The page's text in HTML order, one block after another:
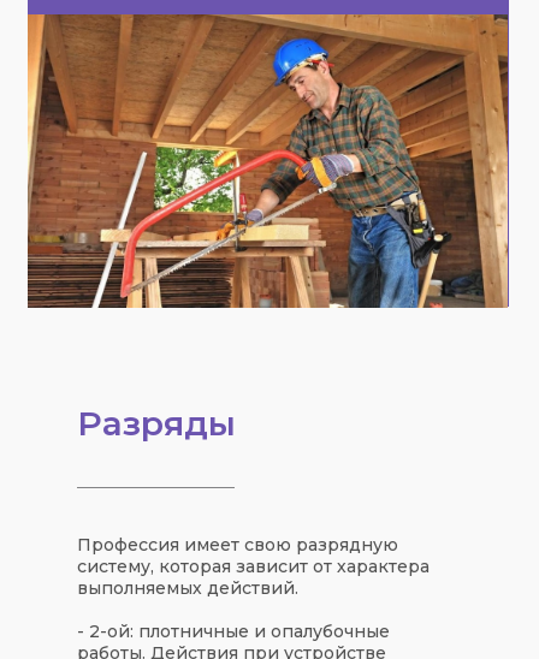
Разряды
Профессия имеет свою разрядную
систему, которая зависит от характера
выполняемых действий.
- 2-ой: плотничные и опалубочные
работы. Действия при устройстве